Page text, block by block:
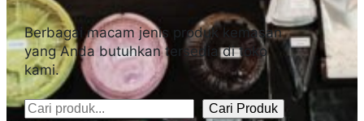
Berbagai macam jenis produk kemasan
yang Anda butuhkan tersedia di toko
kami.
Pencarian Cari Produk